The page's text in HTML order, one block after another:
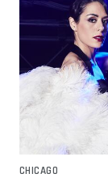
CHICAGO